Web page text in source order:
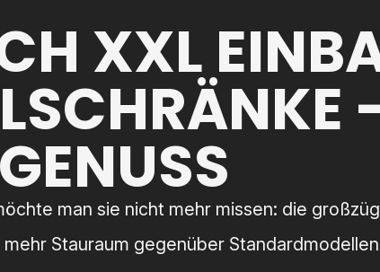
XXL
man sie nicht mehr missen: die
mehr Stauraum gegenüber